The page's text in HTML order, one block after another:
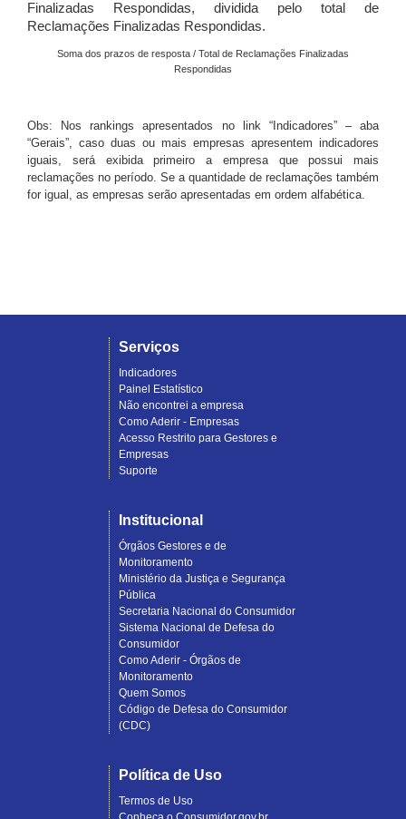
Finalizadas Respondidas, dividida pelo total de
Reclamações Finalizadas Respondidas.
Soma dos prazos de resposta / Total de Reclamações Finalizadas
Respondidas
Obs: Nos rankings apresentados no link “Indicadores” – aba
“Gerais”, caso duas ou mais empresas apresentem indicadores
iguais, será exibida primeiro a empresa que possui mais
reclamações no período. Se a quantidade de reclamações também
for igual, as empresas serão apresentadas em ordem alfabética.
Serviços
Indicadores
Painel Estatístico
Não encontrei a empresa
Como Aderir - Empresas
Acesso Restrito para Gestores e
Empresas
Suporte
Institucional
Órgãos Gestores e de
Monitoramento
Ministério da Justiça e Segurança
Pública
Secretaria Nacional do Consumidor
Sistema Nacional de Defesa do
Consumidor
Como Aderir - Órgãos de
Monitoramento
Quem Somos
Código de Defesa do Consumidor
(CDC)
Política de Uso
Termos de Uso